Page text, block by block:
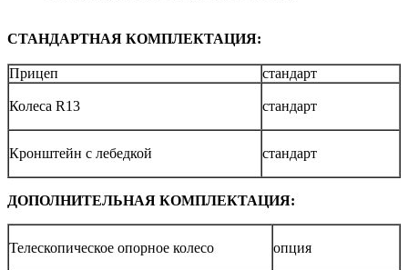
СТАНДАРТНАЯ КОМПЛЕКТАЦИЯ:
Прицеп стандарт
Колеса R13 стандарт
Кронштейн с лебедкой стандарт
ДОПОЛНИТЕЛЬНАЯ КОМПЛЕКТАЦИЯ:
Телескопическое опорное колесо опция